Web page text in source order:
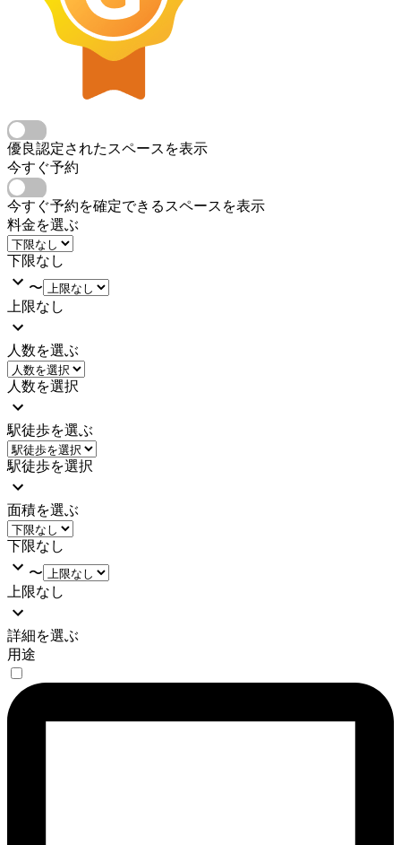
優良認定されたスペースを表示
今すぐ予約
今すぐ予約を確定できるスペースを表示
料金を選ぶ
下限なし
〜
上限なし
人数を選ぶ
人数を選択
駅徒歩を選ぶ
駅徒歩を選択
面積を選ぶ
下限なし
〜
上限なし
詳細を選ぶ
用途